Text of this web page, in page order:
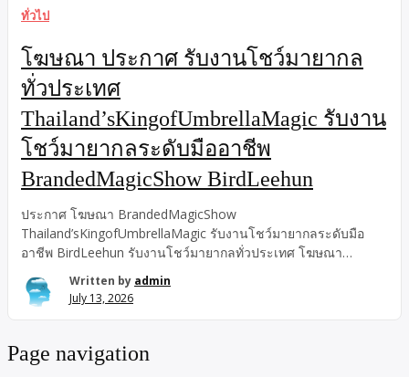
กรุงเทพฯ ปริมณฑล ขอนแก่น และพื้นที่ใกล้เคียง เหมาะกับ
ผู้สูงอายุ ผู้ป่วยโรคเรื้อรัง ผู้ป่วยหลังผ่าตัด ผู้ที่อยู่ลำพัง […]
ทั่วไป
โฆษณา ประกาศ รับงานโชว์มายากล
ทั่วประเทศ
Thailand’sKingofUmbrellaMagic รับงาน
โชว์มายากลระดับมืออาชีพ
BrandedMagicShow BirdLeehun
ประกาศ โฆษณา BrandedMagicShow
Thailand’sKingofUmbrellaMagic รับงานโชว์มายากลระดับมือ
อาชีพ BirdLeehun รับงานโชว์มายากลทั่วประเทศ โฆษณา
Thailand’sKingofUmbrellaMagic รับงานโชว์มายากลระดับมือ
อาชีพ BrandedMagicShow BirdLeehun โฆษณา ประกาศ รับงาน
Thailand’sKingofUmbrellaMagic รับงานโชว์มายากลทั่วประเทศ
รับงานโชว์มายากล Bird Leehun รับงานโชว์มายากลทั่วประเทศ,
Written by admin
July 13, 2026
Page navigation